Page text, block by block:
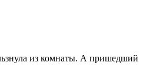
из комнаты. А пришедший